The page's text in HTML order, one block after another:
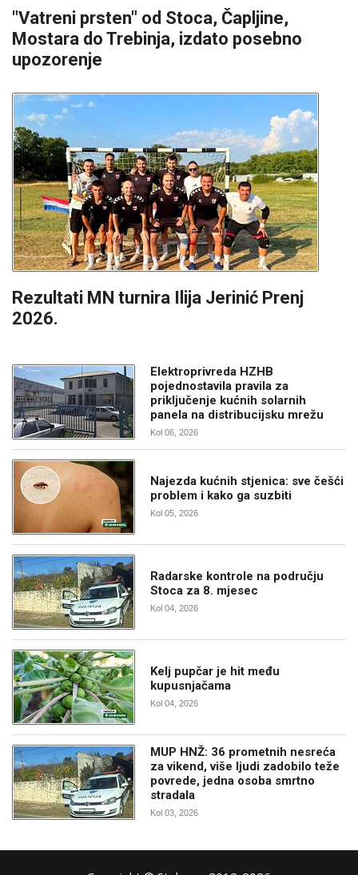
"Vatreni prsten" od Stoca, Čapljine,
Mostara do Trebinja, izdato posebno
upozorenje
Rezultati MN turnira Ilija Jerinić Prenj
2026.
Elektroprivreda HZHB
pojednostavila pravila za
priključenje kućnih solarnih
panela na distribucijsku mrežu
Kol 06, 2026
Najezda kućnih stjenica: sve češći
problem i kako ga suzbiti
Kol 05, 2026
Radarske kontrole na području
Stoca za 8. mjesec
Kol 04, 2026
Kelj pupčar je hit među
kupusnjačama
Kol 04, 2026
MUP HNŽ: 36 prometnih nesreća
za vikend, više ljudi zadobilo teže
povrede, jedna osoba smrtno
stradala
Kol 03, 2026